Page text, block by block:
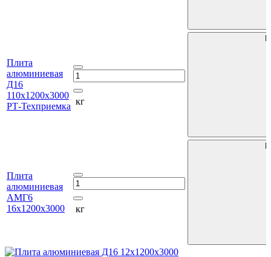
Плита
алюминиевая
Д16
110х1200х3000
РТ-Техприемка кг
Плита
алюминиевая
АМГ6
16х1200х3000
кг